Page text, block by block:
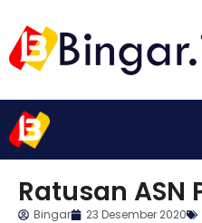
Ratusan ASN
Bingar 23 Desember 2020